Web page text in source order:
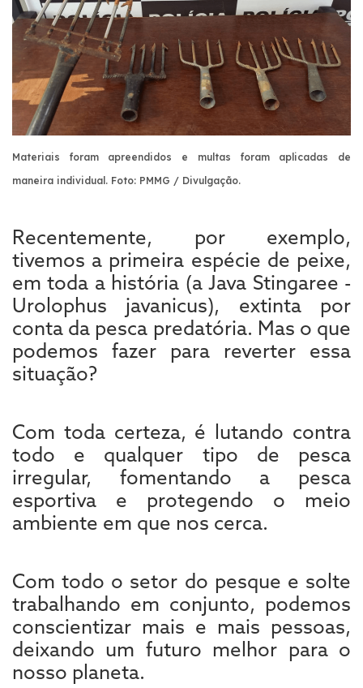
Materiais foram apreendidos e multas foram aplicadas de
maneira individual. Foto: PMMG / Divulgação.
Recentemente, por exemplo,
tivemos a primeira espécie de peixe,
em toda a história (a Java Stingaree -
Urolophus javanicus), extinta por
conta da pesca predatória. Mas o que
podemos fazer para reverter essa
situação?
Com toda certeza, é lutando contra
todo e qualquer tipo de pesca
irregular, fomentando a pesca
esportiva e protegendo o meio
ambiente em que nos cerca.
Com todo o setor do pesque e solte
trabalhando em conjunto, podemos
conscientizar mais e mais pessoas,
deixando um futuro melhor para o
nosso planeta.